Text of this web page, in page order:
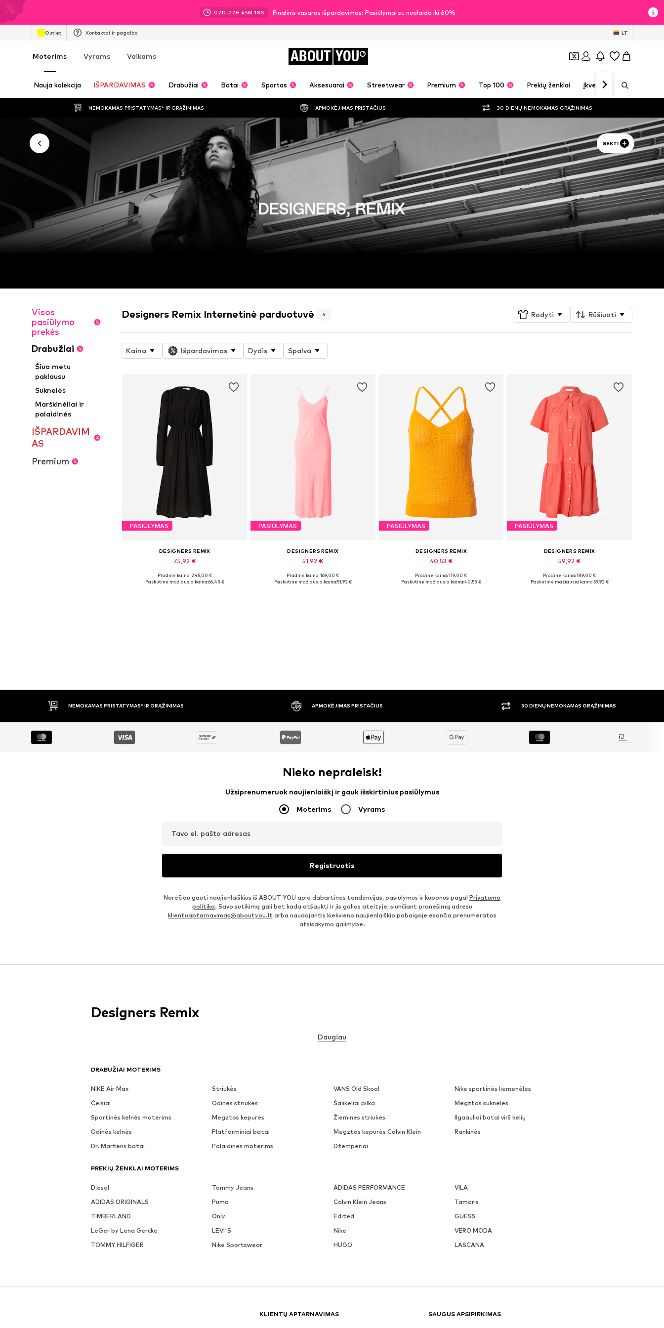
02D. 22H 45M 17 S Finalinis vasaros išpardavimas: Pasiūlymai su nuolaida iki 60%
Outlet Kontaktai ir pagalba LT
Moterims Vyrams Vaikams ABOUT YOU
Nauja kolekcija IŠPARDAVIMAS Drabužiai Batai Sportas Aksesuarai Streetwear Premium Top 100 Prekių ženklai Įkvėpimas
NEMOKAMAS PRISTATYMAS* IR GRĄŽINIMAS APMOKĖJIMAS PRISTAČIUS 30 DIENŲ NEMOKAMAS GRĄŽINIMAS
SEKTI
Visos
pasiūlymo
prekės
Drabužiai
Šiuo metu
paklausu
Suknelės
Marškinėliai ir
palaidinės
IŠPARDAVIM
AS
Premium
Designers Remix Internetinė parduotuvė 4 Rodyti Rūšiuoti
Kaina Išpardavimas Dydis Spalva
PASIŪLYMAS
DESIGNERS REMIX
75,92 €
Galimi dydžiai: 36, 38
Pradinė kaina: 245,00 €
Paskutinė mažiausia kaina:66,43 €
PASIŪLYMAS
DESIGNERS REMIX
51,92 €
Galimi dydžiai: 38
Pradinė kaina: 169,00 €
Paskutinė mažiausia kaina:51,92 €
PASIŪLYMAS
DESIGNERS REMIX
40,53 €
Galimi dydžiai: XS
Pradinė kaina: 119,00 €
Paskutinė mažiausia kaina:40,53 €
PASIŪLYMAS
DESIGNERS REMIX
59,92 €
Galimi dydžiai: 34
Pradinė kaina: 189,00 €
Paskutinė mažiausia kaina:59,92 €
APMOKĖJIMAS PRISTAČIUS 30 DIENŲ NEMOKAMAS GRĄŽINIMAS DIDELIS PASIRINKIMAS
Nieko nepraleisk!
Užsiprenumeruok naujienlaiškį ir gauk išskirtinius pasiūlymus
Moterims Vyrams
Tavo el. pašto adresas
Registruotis
Norėčiau gauti naujienlaiškius iš ABOUT YOU apie dabartines tendencijas, pasiūlymus ir kuponus pagal Privatumo
politika. Savo sutikimą gali bet kada atšaukti ir jis galios ateityje, siunčiant pranešimą adresu
klientuaptarnavimas@aboutyou.lt arba naudojantis kiekvieno naujienlaiškio pabaigoje esančia prenumeratos
atsisakymo galimybe.
DRABUŽIAI MOTERIMS
NIKE Air Max Striukės VANS Old Skool
Nike sportinės liemenėlės
Čelsiai
Odinės striukės Šalikėliai pilka
Megztos suknelės
Sportinės kelnės moterims
Megztos kepurės Žieminės striukės
Ilgaauliai batai virš kelių
Odinės kelnės
Platforminiai batai Megztos kepurės Calvin Klein
Rankinės
Dr. Martens batai
Palaidinės moterims Džemperiai
PREKIŲ ŽENKLAI MOTERIMS
Diesel Tommy Jeans ADIDAS PERFORMANCE
VILA
ADIDAS ORIGINALS
Puma Calvin Klein Jeans
Tamaris
TIMBERLAND
Only Edited
GUESS
LeGer by Lena Gercke
LEVI'S Nike
VERO MODA
TOMMY HILFIGER
Nike Sportswear HUGO LASCANA
KLIENTŲ APTARNAVIMAS SAUGUS APSIPIRKIMAS
Designers Remix
Daugiau